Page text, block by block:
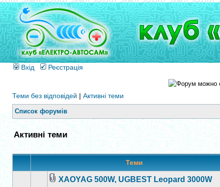
Вхід Реєстрація
Теми без відповідей | Активні теми
Список форумів
Активні теми
Теми
ХАОYAG 500W, UGBEST Leopard 3000W